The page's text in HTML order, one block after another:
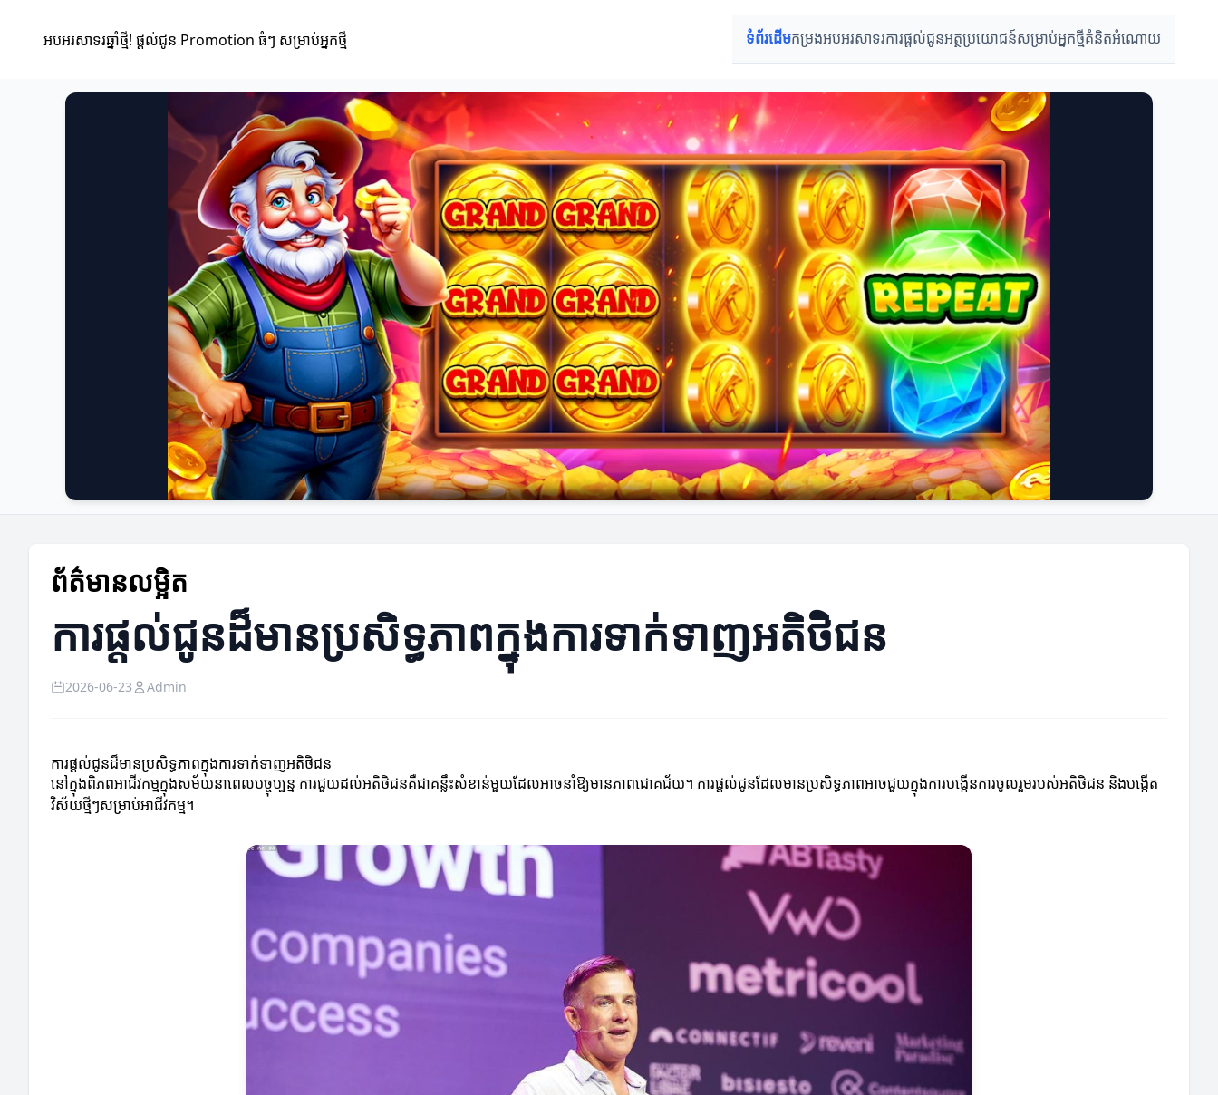
អបអរសាទរឆ្នាំថ្មី! ផ្តល់ជូន Promotion ធំៗ សម្រាប់អ្នកថ្មី ទំព័រដើមកម្រងអបអរសាទរការផ្តល់ជូនអត្ថប្រយោជន៍សម្រាប់អ្នកថ្មីគំនិតអំណោយ
ព័ត៌មានលម្អិត
ការផ្តល់ជូនដ៏មានប្រសិទ្ធភាពក្នុងការទាក់ទាញអតិថិជន
2026-06-23 Admin
ការផ្តល់ជូនដ៏មានប្រសិទ្ធភាពក្នុងការទាក់ទាញអតិថិជន
នៅក្នុងពិភពអាជីវកម្មក្នុងសម័យនាពេលបច្ចុប្បន្ន ការជួយដល់អតិថិជនគឺជាគន្លឹះសំខាន់មួយដែលអាចនាំឱ្យមានភាពជោគជ័យ។ ការផ្តល់ជូនដែលមានប្រសិទ្ធភាពអាចជួយក្នុងការបង្កើនការចូលរួមរបស់អតិថិជន និងបង្កើត
វិស័យថ្មីៗសម្រាប់អាជីវកម្ម។